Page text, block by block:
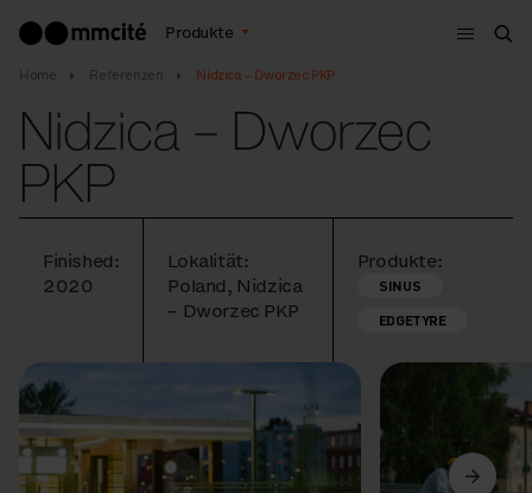
Produkte
Menu
Home Referenzen Nidzica – Dworzec PKP
Nidzica – Dworzec
PKP
Finished:
2020
Lokalität:
Poland, Nidzica
– Dworzec PKP
Produkte:
SINUS
EDGETYRE